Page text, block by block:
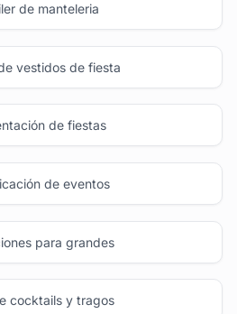
de manteleria
vestidos de fiesta
de fiestas
de eventos
para grandes
cocktails y tragos